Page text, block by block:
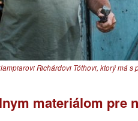
Richárdovi Tóthovi, ktorý má s
materiálom pre